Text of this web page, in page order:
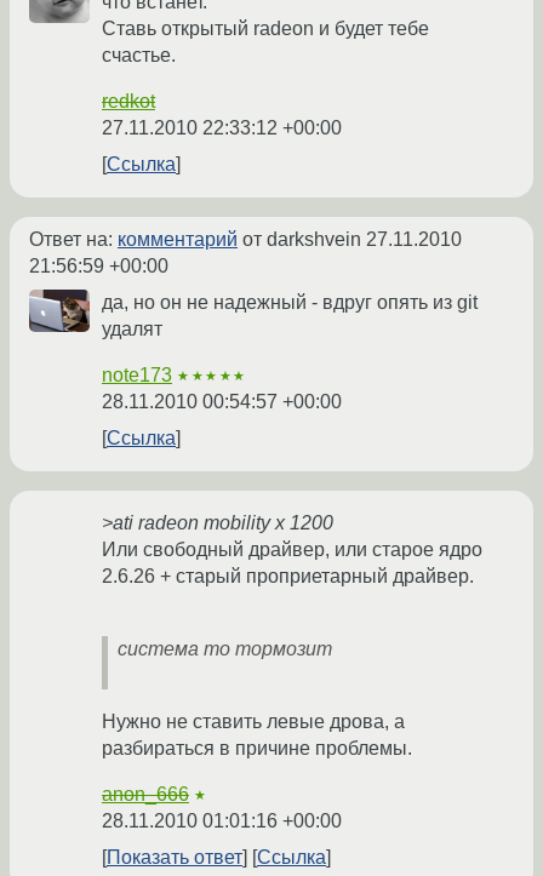
Ставь открытый radeon и будет тебе
счастье.
redkot
27.11.2010 22:33:12 +00:00
Ссылка
Ответ на: комментарий от darkshvein 27.11.2010
21:56:59 +00:00
да, но он не надежный - вдруг опять из git
удалят
note173 ★★★★★
28.11.2010 00:54:57 +00:00
Ссылка
>ati radeon mobility x 1200
Или свободный драйвер, или старое ядро
2.6.26 + старый проприетарный драйвер.
система то тормозит
Нужно не ставить левые дрова, а
разбираться в причине проблемы.
anon_666 ★
28.11.2010 01:01:16 +00:00
Показать ответ
Ссылка